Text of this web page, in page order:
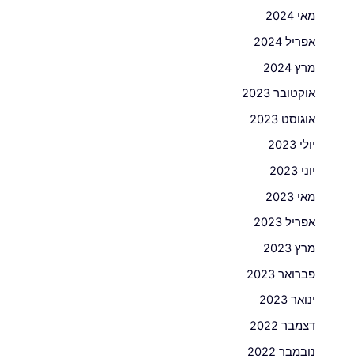
מאי 2024
אפריל 2024
מרץ 2024
אוקטובר 2023
אוגוסט 2023
יולי 2023
יוני 2023
מאי 2023
אפריל 2023
מרץ 2023
פברואר 2023
ינואר 2023
דצמבר 2022
נובמבר 2022